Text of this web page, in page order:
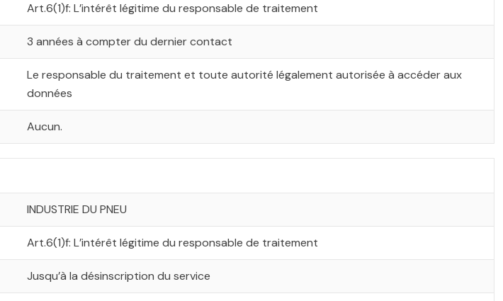
Art.6(1)f: L’intérêt légitime du responsable de traitement
3 années à compter du dernier contact
Le responsable du traitement et toute autorité légalement autorisée à accéder aux
données
Aucun.
INDUSTRIE DU PNEU
Art.6(1)f: L’intérêt légitime du responsable de traitement
Jusqu’à la désinscription du service